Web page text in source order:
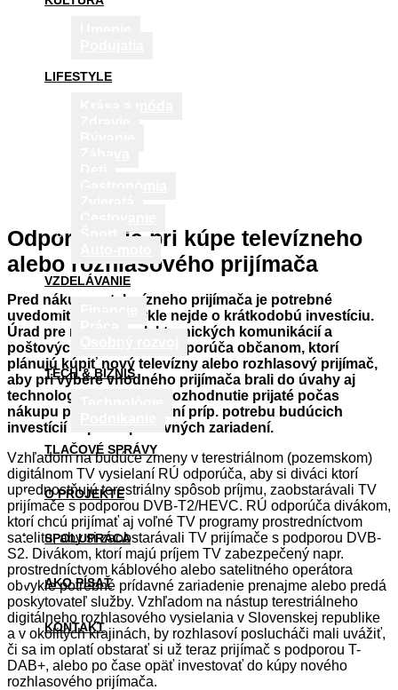
LIFESTYLE
VZDELÁVANIE
TECH & BIZNIS
TLAČOVÉ SPRÁVY
O PROJEKTE
SPOLUPRÁCA
AKO PÍSAŤ
KONTAKT
Odporúčania pri kúpe televízneho
alebo rozhlasového prijímača
Pred nákupom televízneho prijímača je potrebné
uvedomiť si, že obvykle nejde o krátkodobú investíciu.
Úrad pre reguláciu elektronických komunikácií a
poštových služieb (RÚ) odporúča občanom, ktorí
plánujú kúpiť nový televízny alebo rozhlasový prijímač,
aby pri výbere vhodného prijímača brali do úvahy aj
technologický pokrok. Rozhodnutie prijaté počas
nákupu prijímača ovplyvní príp. potrebu budúcich
investícií napr. do prídavných zariadení.
Vzhľadom na budúce zmeny v terestriálnom (pozemskom)
digitálnom TV vysielaní RÚ odporúča, aby si diváci ktorí
uprednostňujú terestriálny spôsob príjmu, zaobstarávali TV
prijímače s podporou DVB-T2/HEVC. RÚ odporúča divákom,
ktorí chcú prijímať aj voľné TV programy prostredníctvom
satelitu, aby si zaobstarávali TV prijímače s podporou DVB-
S2. Divákom, ktorí majú príjem TV zabezpečený napr.
prostredníctvom káblového alebo satelitného operátora
obvykle potrebné prídavné zariadenie prenajme alebo predá
poskytovateľ služby. Vzhľadom na nástup terestriálneho
digitálneho rozhlasového vysielania v Slovenskej republike
a v okolitých krajinách, by rozhlasoví poslucháči mali uvážiť,
či sa im oplatí obstarať si už teraz prijímač s podporou T-
DAB+, alebo po čase opäť investovať do kúpy nového
rozhlasového prijímača.